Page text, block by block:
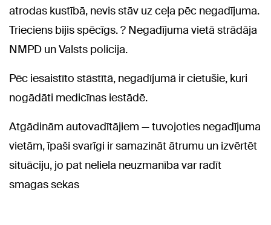
atrodas kustībā, nevis stāv uz ceļa pēc negadījuma.
Trieciens bijis spēcīgs. ? Negadījuma vietā strādāja
NMPD un Valsts policija.
Pēc iesaistīto stāstītā, negadījumā ir cietušie, kuri
nogādāti medicīnas iestādē.
Atgādinām autovadītājiem — tuvojoties negadījuma
vietām, īpaši svarīgi ir samazināt ātrumu un izvērtēt
situāciju, jo pat neliela neuzmanība var radīt
smagas sekas